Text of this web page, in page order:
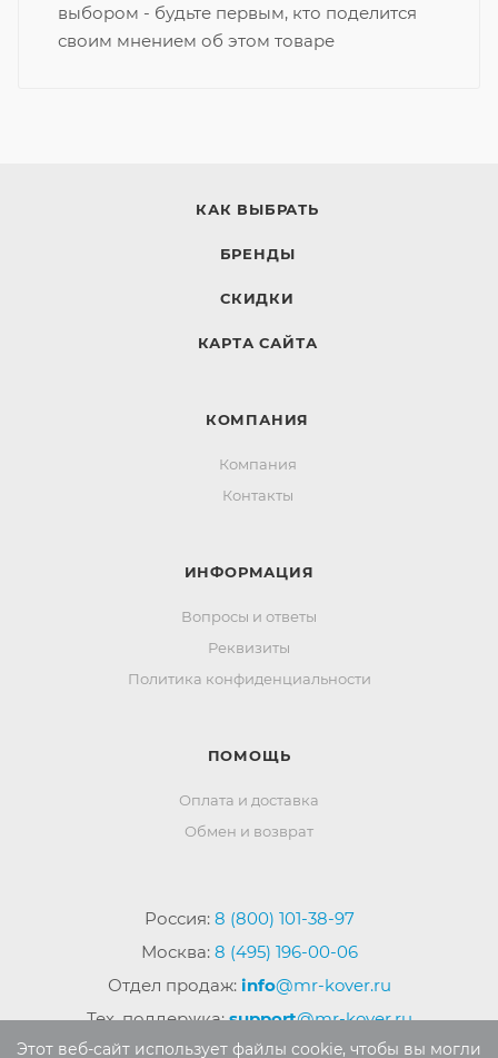
выбором - будьте первым, кто поделится
своим мнением об этом товаре
КАК ВЫБРАТЬ
БРЕНДЫ
СКИДКИ
КАРТА САЙТА
КОМПАНИЯ
Компания
Контакты
ИНФОРМАЦИЯ
Вопросы и ответы
Реквизиты
Политика конфиденциальности
ПОМОЩЬ
Оплата и доставка
Обмен и возврат
Россия: 8 (800) 101-38-97
Москва: 8 (495) 196-00-06
Отдел продаж: info@mr-kover.ru
Тех. поддержка:support@mr-kover.ru
Этот веб-сайт использует файлы cookie, чтобы вы могли